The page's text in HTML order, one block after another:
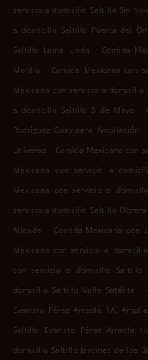
servicio a domicilio Saltillo Sin
a domicilio Saltillo Puerta del
Saltillo Loma Linda
. Comida
Morillo
. Comida Mexicana con
Mexicana con servicio a domicilio
a domicilio Saltillo 5 de Mayo
.
Rodríguez Guayulera Ampliación .
Universo . Comida Mexicana con
Mexicana con servicio a
Mexicana con servicio a
servicio a domicilio Saltillo Obrera
Allende
. Comida Mexicana con
Mexicana con servicio a
con servicio a domicilio Saltillo
domicilio Saltillo Valle Satélite
.
Evaristo Pérez Arreola 1A.
Saltillo Evaristo Pérez Arreola
domicilio Saltillo Jardines de los